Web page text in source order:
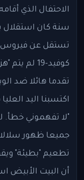
سنة كان استقلال
تستقل عن فيروس
كوفيد-19
تقدما هائلا ضد
اكتسبنا اليد
جميعا ظهور
تطعيم "بطيئة"